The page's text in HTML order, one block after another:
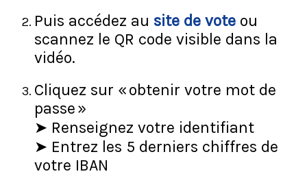
Puis accédez au site de vote ou
scannez le QR code visible dans la
vidéo.
Cliquez sur « obtenir votre mot de
passe »
➤ Renseignez votre identifiant
➤ Entrez les 5 derniers chiffres de
votre IBAN